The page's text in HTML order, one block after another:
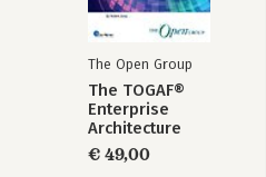
The Open Group
The TOGAF®
Enterprise
Architecture
Foundation Study
Guide
€ 49,00